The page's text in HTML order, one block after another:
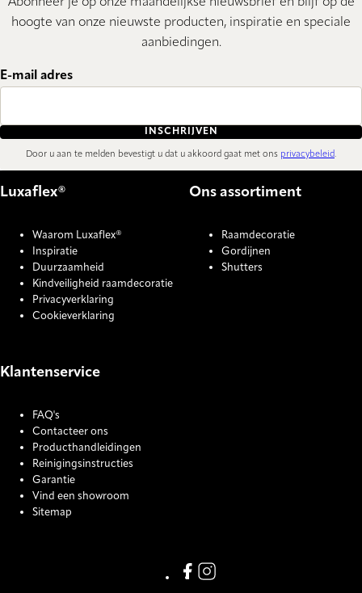
hoogte van onze nieuwste producten, inspiratie en speciale
aanbiedingen.
E-mail adres
INSCHRIJVEN
Door u aan te melden bevestigt u dat u akkoord gaat met ons privacybeleid.
Luxaflex®
Waarom Luxaflex®
Inspiratie
Duurzaamheid
Kindveiligheid raamdecoratie
Privacyverklaring
Cookieverklaring
Ons assortiment
Raamdecoratie
Gordijnen
Shutters
Klantenservice
FAQ's
Contacteer ons
Producthandleidingen
Reinigingsinstructies
Garantie
Vind een showroom
Sitemap
Link missing Display text from
Link missing Display text